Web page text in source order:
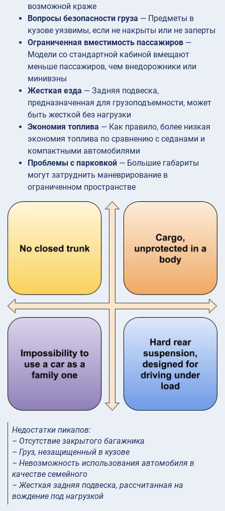
возможной краже
Вопросы безопасности груза — Предметы в
кузове уязвимы, если не накрыты или не заперты
Ограниченная вместимость пассажиров —
Модели со стандартной кабиной вмещают
меньше пассажиров, чем внедорожники или
минивэны
Жесткая езда — Задняя подвеска,
предназначенная для грузоподъемности, может
быть жесткой без нагрузки
Экономия топлива — Как правило, более низкая
экономия топлива по сравнению с седанами и
компактными автомобилями
Проблемы с парковкой — Большие габариты
могут затруднить маневрирование в
ограниченном пространстве
Недостатки пикапов:
– Отсутствие закрытого багажника
– Груз, незащищенный в кузове
– Невозможность использования автомобиля в
качестве семейного
– Жесткая задняя подвеска, рассчитанная на
вождение под нагрузкой